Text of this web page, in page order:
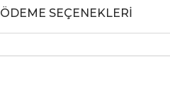
ÖDEME SEÇENEKLERI